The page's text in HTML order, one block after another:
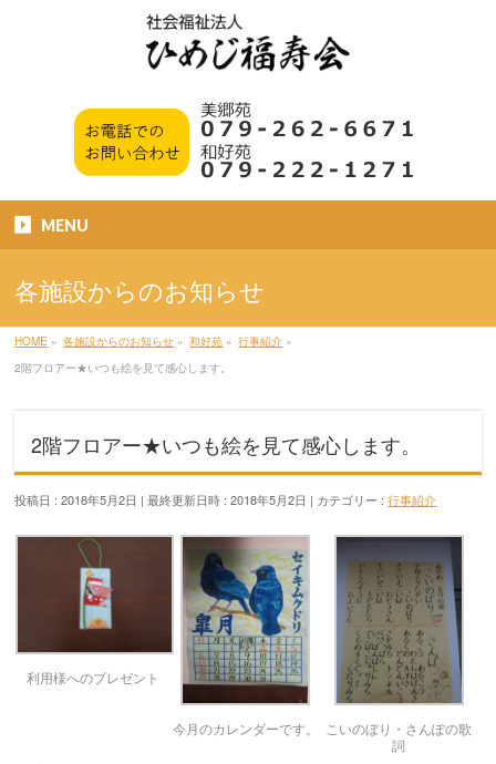
MENU
各施設からのお知らせ
HOME » 各施設からのお知らせ » 和好苑 » 行事紹介 »
2階フロアー★いつも絵を見て感心します。
2階フロアー★いつも絵を見て感心します。
投稿日 : 2018年5月2日 最終更新日時 : 2018年5月2日 カテゴリー :行事紹介
利用様へのプレゼント
今月のカレンダーです。
こいのぼり・さんぽの歌
詞